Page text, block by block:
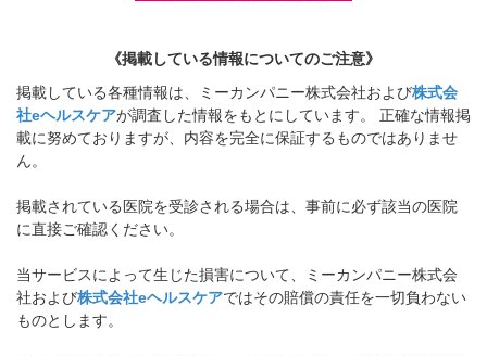
《掲載している情報についてのご注意》
掲載している各種情報は、ミーカンパニー株式会社および株式会
社eヘルスケアが調査した情報をもとにしています。 正確な情報掲
載に努めておりますが、内容を完全に保証するものではありませ
ん。
掲載されている医院を受診される場合は、事前に必ず該当の医院
に直接ご確認ください。
当サービスによって生じた損害について、ミーカンパニー株式会
社および株式会社eヘルスケアではその賠償の責任を一切負わない
ものとします。